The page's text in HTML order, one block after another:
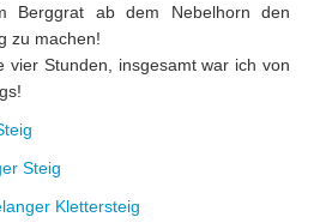
Berggrat ab dem Nebelhorn den
zu machen!
vier Stunden, insgesamt war ich von
Steig
Klettersteig